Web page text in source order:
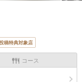
稿特典対象店
コース